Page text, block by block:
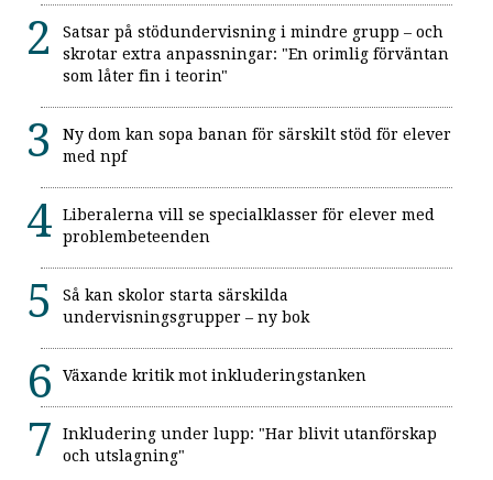
Satsar på stödundervisning i mindre grupp – och
skrotar extra anpassningar: "En orimlig förväntan
som låter fin i teorin"
Ny dom kan sopa banan för särskilt stöd för elever
med npf
Liberalerna vill se specialklasser för elever med
problembeteenden
Så kan skolor starta särskilda
undervisningsgrupper – ny bok
Växande kritik mot inkluderingstanken
Inkludering under lupp: "Har blivit utanförskap
och utslagning"